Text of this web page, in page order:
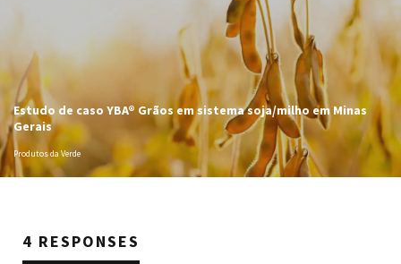
Estudo de caso YBA® Grãos em sistema soja/milho em Minas
Gerais
Produtos da Verde
4 RESPONSES